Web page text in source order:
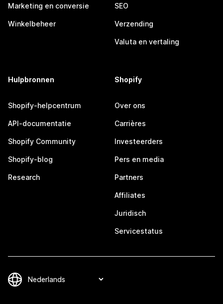
Marketing en conversie
Winkelbeheer
SEO
Verzending
Valuta en vertaling
Hulpbronnen
Shopify-helpcentrum
API-documentatie
Shopify Community
Shopify-blog
Research
Shopify
Over ons
Carrières
Investeerders
Pers en media
Partners
Affiliates
Juridisch
Servicestatus